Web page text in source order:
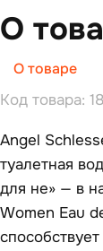
О
О товаре
Код товара:
Angel
туалетная
для не» — в
Women Eau